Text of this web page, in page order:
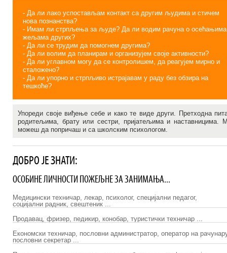
- Да ли лако успостављам контакт са другим људима и стичем
нова познанства?
- Имам ли стрпљења за људе? Да ли водим рачуна о
жељама других?
- Да ли се трудим да помогнем другима?
- Да ли волим да планирам и организујем своје активности?
- Да ли углавном могу да се контролишем, да реагујем мирно и
сталожено?
- Да ли упорно и стрпљиво истрајавам у раду без обзира на
тешкоће?
Упореди своје виђење себе и како те виде други. Претходна
родитељима, брату или сестри, пријатељима и
можеш да попричаш и са школским психологом.
ДОБРО ЈЕ ЗНАТИ:
ОСОБИНЕ ЛИЧНОСТИ ПОЖЕЉНЕ ЗА ЗАНИМАЊА...
Медицински техничар, лекар, психолог, специјални педагог,
социјални радник, свештеник ...
Продавац, фризер, педикир, конобар, туристички техничар ...
Економски техничар, пословни администратор, оператор на
пословни секретар ...